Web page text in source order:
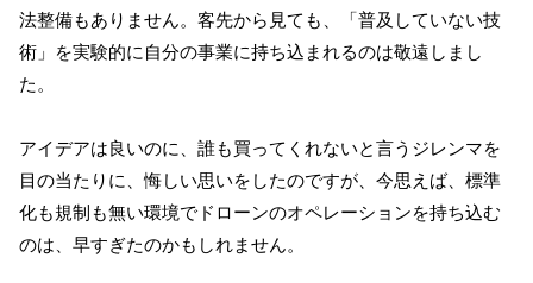
法整備もありません。客先から見ても、「普及していない技
術」を実験的に自分の事業に持ち込まれるのは敬遠しまし
た。
アイデアは良いのに、誰も買ってくれないと言うジレンマを
目の当たりに、悔しい思いをしたのですが、今思えば、標準
化も規制も無い環境でドローンのオペレーションを持ち込む
のは、早すぎたのかもしれません。